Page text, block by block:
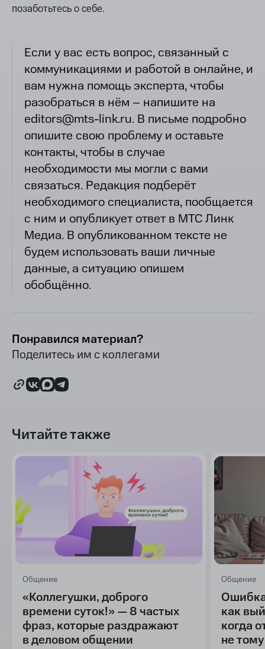
позаботьтесь о себе.
Если у вас есть вопрос, связанный с
коммуникациями и работой в онлайне, и
вам нужна помощь эксперта, чтобы
разобраться в нём – напишите на
editors@mts-link.ru. В письме подробно
опишите свою проблему и оставьте
контакты, чтобы в случае
необходимости мы могли с вами
связаться. Редакция подберёт
необходимого специалиста, пообщается
с ним и опубликует ответ в МТС Линк
Медиа. В опубликованном тексте не
будем использовать ваши личные
данные, а ситуацию опишем
обобщённо.
Понравился материал?
Поделитесь им с коллегами
Читайте также
Общение
«Коллегушки, доброго
времени суток!» — 8 частых
фраз, которые раздражают
в деловом общении
Общение
как
когда
не